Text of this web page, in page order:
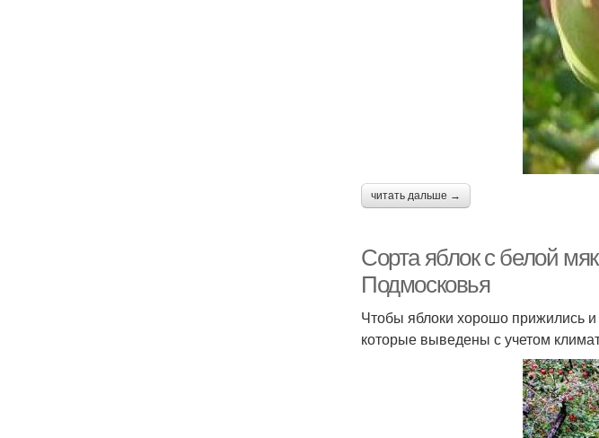
читать дальше →
Сорта яблок с белой
Подмосковья
Чтобы яблоки хорошо прижились
которые выведены с учетом